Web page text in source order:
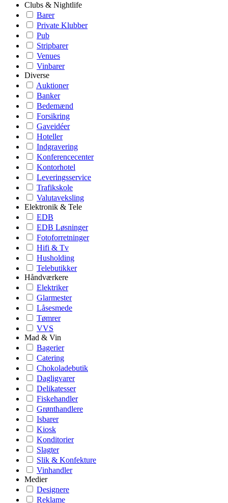
Clubs & Nightlife
Barer
Private Klubber
Pub
Stripbarer
Venues
Vinbarer
Diverse
Auktioner
Banker
Bedemænd
Forsikring
Gaveidéer
Hoteller
Indgravering
Konferencecenter
Kontorhotel
Leveringsservice
Trafikskole
Valutaveksling
Elektronik & Tele
EDB
EDB Løsninger
Fotoforretninger
Hifi & Tv
Husholding
Telebutikker
Håndværkere
Elektriker
Glarmester
Låsesmede
Tømrer
VVS
Mad & Vin
Bagerier
Catering
Chokoladebutik
Dagligvarer
Delikatesser
Fiskehandler
Grønthandlere
Isbarer
Kiosk
Konditorier
Slagter
Slik & Konfekture
Vinhandler
Medier
Designere
Reklame